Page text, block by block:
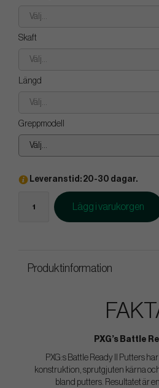
Välj...
Skaft
Välj...
Längd
Välj...
Greppmodell
Välj...
Leveranstid: 20-30 dagar.
Lägg i varukorgen
Produktinformation
PXG’s Battle
PXG:s Battle Ready II Putters
konstruktion, sprutgjuten kärna
bland putters. Resultatet är